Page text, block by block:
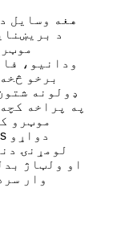
د
ودانیو،
برخو
ډولونه
لومړنۍ
او ولټاژ
وار